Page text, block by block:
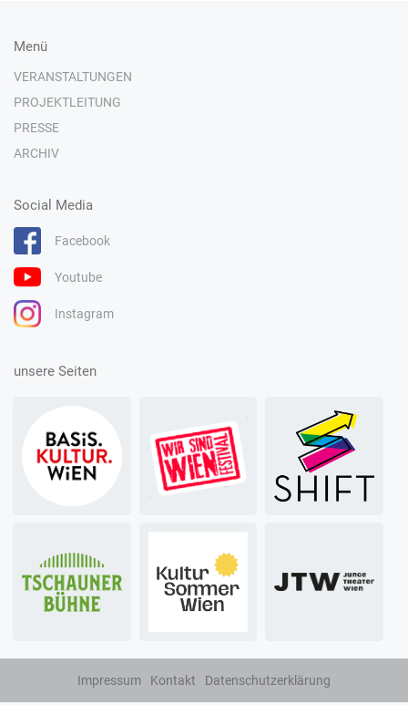
Menü
VERANSTALTUNGEN
PROJEKTLEITUNG
PRESSE
ARCHIV
Social Media
Facebook
Youtube
Instagram
unsere Seiten
Impressum Kontakt Datenschutzerklärung